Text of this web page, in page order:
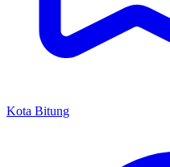
Kota Bitung